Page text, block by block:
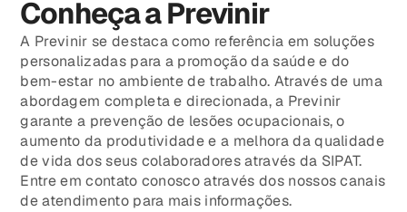
Conheça a Previnir
A Previnir se destaca como referência em soluções
personalizadas para a promoção da saúde e do
bem-estar no ambiente de trabalho. Através de uma
abordagem completa e direcionada, a Previnir
garante a prevenção de lesões ocupacionais, o
aumento da produtividade e a melhora da qualidade
de vida dos seus colaboradores através da SIPAT.
Entre em contato conosco através dos nossos canais
de atendimento para mais informações.